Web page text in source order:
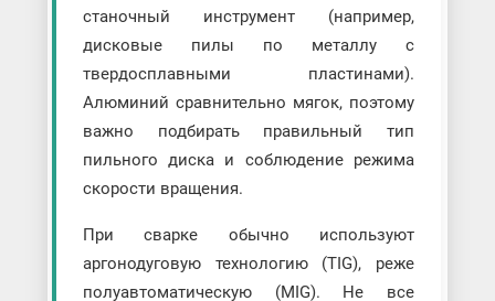
станочный инструмент (например,
дисковые пилы по металлу с
твердосплавными пластинами).
Алюминий сравнительно мягок, поэтому
важно подбирать правильный тип
пильного диска и соблюдение режима
скорости вращения.
При сварке обычно используют
аргонодуговую технологию (TIG), реже
полуавтоматическую (MIG). Не все